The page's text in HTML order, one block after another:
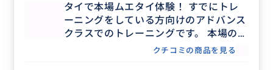
タイで本場ムエタイ体験！ すでにトレ
ーニングをしている方向けのアドバンス
クラスでのトレーニングです。 本場のム
エタイを体験していただけます。
クチコミの商品を見る